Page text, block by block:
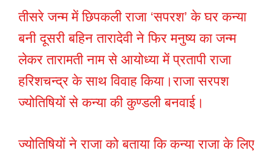
तीसरे जन्म में छिपकली राजा ‘सपरश’ के घर कन्या
बनी दूसरी बहिन तारादेवी ने फिर मनुष्य का जन्म
लेकर तारामती नाम से आयोध्या में प्रतापी राजा
हरिशचन्द्र के साथ विवाह किया।राजा सरपश
ज्योतिषियों से कन्या की कुण्डली बनवाई।
ज्योतिषियों ने राजा को बताया कि कन्या राजा के लिए